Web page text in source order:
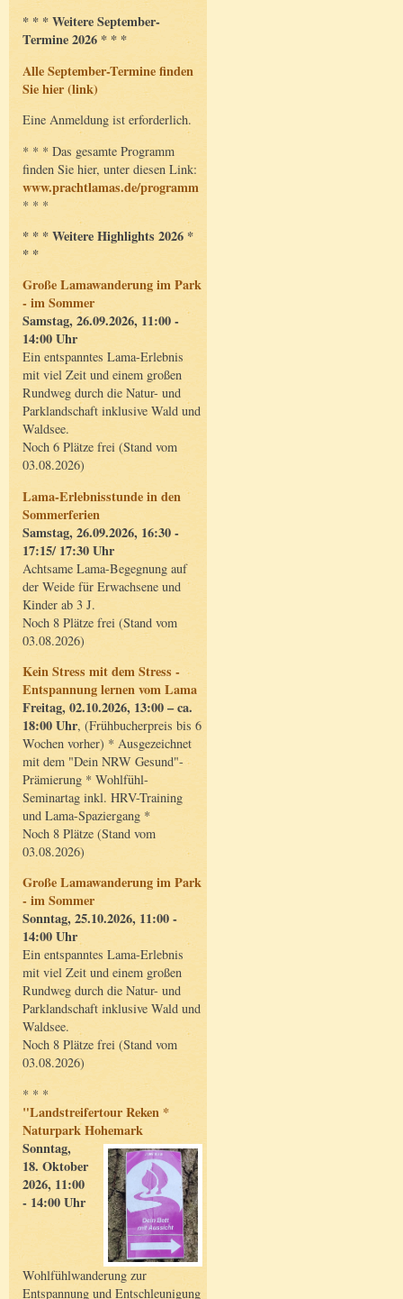
* * * Weitere September-
Termine 2026 * * *
Alle September-Termine finden
Sie hier (link)
Eine Anmeldung ist erforderlich.
* * * Das gesamte Programm
finden Sie hier, unter diesen Link:
www.prachtlamas.de/programm
* * *
* * * Weitere Highlights 2026 *
* *
Große Lamawanderung im Park
- im Sommer
Samstag, 26.09.2026, 11:00 -
14:00 Uhr
Ein entspanntes Lama-Erlebnis
mit viel Zeit und einem großen
Rundweg durch die Natur- und
Parklandschaft inklusive Wald und
Waldsee.
Noch 6 Plätze frei (Stand vom
03.08.2026)
Lama-Erlebnisstunde in den
Sommerferien
Samstag, 26.09.2026, 16:30 -
17:15/ 17:30 Uhr
Achtsame Lama-Begegnung auf
der Weide für Erwachsene und
Kinder ab 3 J.
Noch 8 Plätze frei (Stand vom
03.08.2026)
Kein Stress mit dem Stress -
Entspannung lernen vom Lama
Freitag, 02.10.2026, 13:00 – ca.
18:00 Uhr, (Frühbucherpreis bis 6
Wochen vorher) * Ausgezeichnet
mit dem "Dein NRW Gesund"-
Prämierung * Wohlfühl-
Seminartag inkl. HRV-Training
und Lama-Spaziergang *
Noch 8 Plätze (Stand vom
03.08.2026)
Große Lamawanderung im Park
- im Sommer
Sonntag, 25.10.2026, 11:00 -
14:00 Uhr
Ein entspanntes Lama-Erlebnis
mit viel Zeit und einem großen
Rundweg durch die Natur- und
Parklandschaft inklusive Wald und
Waldsee.
Noch 8 Plätze frei (Stand vom
03.08.2026)
* * *
"Landstreifertour Reken *
Naturpark Hohemark
Sonntag,
18. Oktober
2026, 11:00
- 14:00 Uhr
Wohlfühlwanderung zur
Entspannung und Entschleunigung